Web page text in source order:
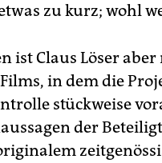
zu kurz; wohl
ist Claus Löser
in dem die
stückweise
der